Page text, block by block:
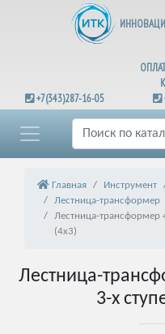
+7(343)287-16-05
Главная Инструмент
Лестница-трансформер
Лестница-трансформер
(4х3)
Лестница-
3-х